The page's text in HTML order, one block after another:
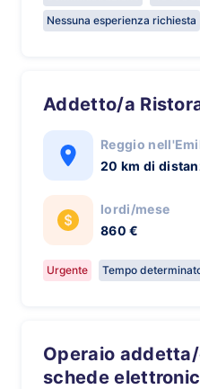
Nessuna esperienza richiesta
Addetto/a
Reggio
20 km di
lordi/mese
860 €
Urgente Tempo
Operaio addetta/o al montaggio
schede